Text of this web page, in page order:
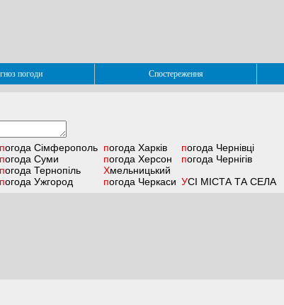
погоди Спостереження
погода Сімферополь
погода Суми
погода Тернопіль
погода Ужгород
погода Харків
погода Херсон
Хмельницький
погода Черкаси
погода Чернівці
погода Чернігів
УСІ МІСТА ТА СЕЛА